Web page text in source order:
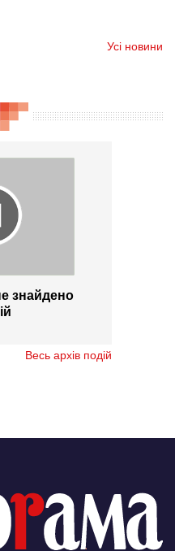
Усі новини
знайдено
Весь архів подій